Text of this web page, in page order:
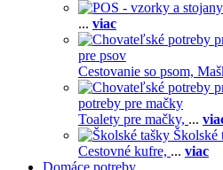
... viac
pre psov
Cestovanie so psom,
potreby pre mačky
Toalety pre mačky, ...
Školské
Cestovné kufre, ... viac
Domáce potreby